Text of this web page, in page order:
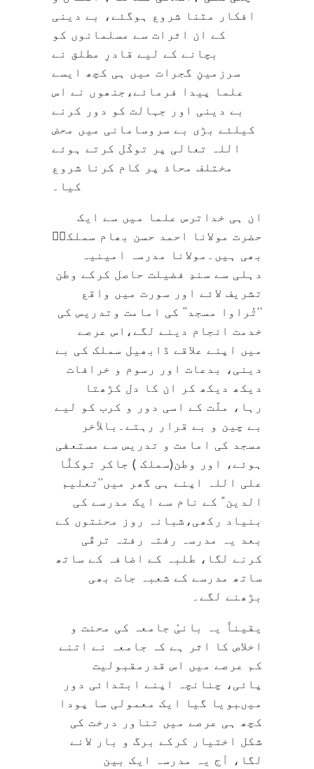
افکار مٹنا شروع ہوگئے، بے دینی
کے ان اثرات سے مسلمانوں کو
بچانے کے لیے قادرِ مطلق نے
سرزمینِ گجرات میں ہی کچھ ایسے
علما پیدا فرمائے،جنھوں نے اس
بے دینی اور جہالت کو دور کرنے
کیلئے بڑی بے سروسامانی میں محض
اللہ تعالی پر توکّل کرتے ہوئے
مختلف محاذ پر کام کرنا شروع
کیا۔
ان ہی خداترس علما میں سے ایک
حضرت مولانا احمد حسن بھام سملکیؒ
بھی ہیں۔مولانا مدرسہ امینیہ
دہلی سے سندِ فضیلت حاصل کرکے وطن
تشریف لائے اور سورت میں واقع
’’تُراوا مسجد‘‘ کی امامت وتدریس کی
خدمت انجام دینے لگے،اس عرصے
میں اپنے علاقے ڈابھیل سملک کی بے
دینی، بدعات اور رسوم و خرافات
دیکھ دیکھ کر ان کا دل کڑھتا
رہا، ملّت کے اسی دور و کرب کو لیے
بے چین و بے قرار رہتے۔بالآخر
مسجد کی امامت و تدریس سے مستعفی
ہوئے، اور وطن(سملک ) جاکر توکلًا
علی اللہ اپنے ہی گھر میں’’تعلیم
الدین‘‘ کے نام سے ایک مدرسے کی
بنیاد رکھی،شبانہ روز محنتوں کے
بعد یہ مدرسہ رفتہ رفتہ ترقّی
کرنے لگا، طلبہ کے اضافہ کے ساتھ
ساتھ مدرسے کے شعبہ جات بھی
بڑھنے لگے۔
یقیناً یہ بانیٔ جامعہ کی محنت و
اخلاص کا اثر ہے کہ جامعہ نے اتنے
کم عرصے میں اس قدرمقبولیت
پائی، چنانچہ اپنے ابتدائی دور
میںبویا گیا ایک معمولی سا پودا
کچھ ہی عرصے میں تناور درخت کی
شکل اختیار کرکے برگ و بار لانے
لگا، آج یہ مدرسہ ایک بین